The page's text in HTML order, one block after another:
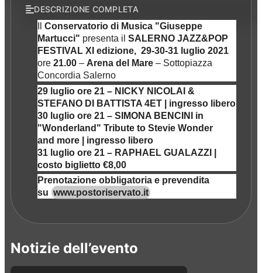
DESCRIZIONE COMPLETA
Conservatorio di Musica "Giuseppe
Martucci" presenta il SALERNO JAZZ&POP
FESTIVAL XI edizione, 29-30-31 luglio 2021
ore 21.00 – Arena del Mare – Sottopiazza
Concordia Salerno
29 luglio ore 21 – NICKY NICOLAI &
STEFANO DI BATTISTA 4ET | ingresso libero
30 luglio ore 21 – SIMONA BENCINI in
"Wonderland" Tribute to Stevie Wonder
and more | ingresso libero
31 luglio ore 21 – RAPHAEL GUALAZZI |
costo biglietto €8,00
Prenotazione obbligatoria e prevendita
su www.postoriservato.it
Notizie dell’evento